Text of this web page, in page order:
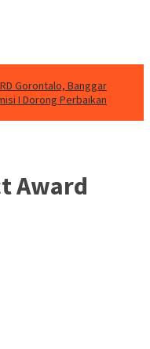
Gorontalo, Banggar
I Dorong Perbaikan
Award